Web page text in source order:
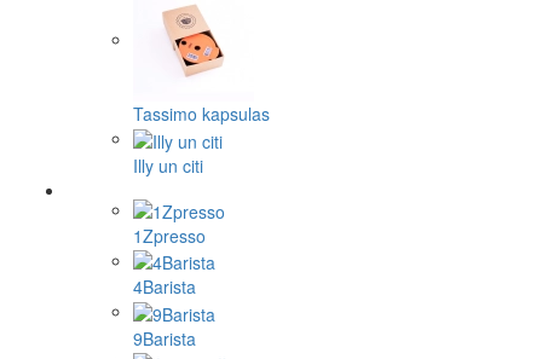
Tassimo kapsulas
Illy un citi
1Zpresso
4Barista
9Barista